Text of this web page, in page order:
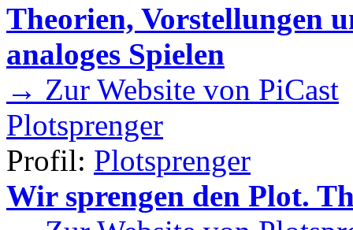
Theorien, Vorstellungen
analoges Spielen
→ Zur Website von PiCast
Plotsprenger
Profil: Plotsprenger
Wir sprengen den Plot.